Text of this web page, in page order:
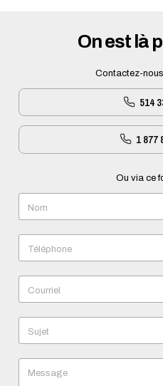
On est là
Contactez-
514
1 877
Ou via ce
Nom
Téléphone
Courriel
Sujet
Message